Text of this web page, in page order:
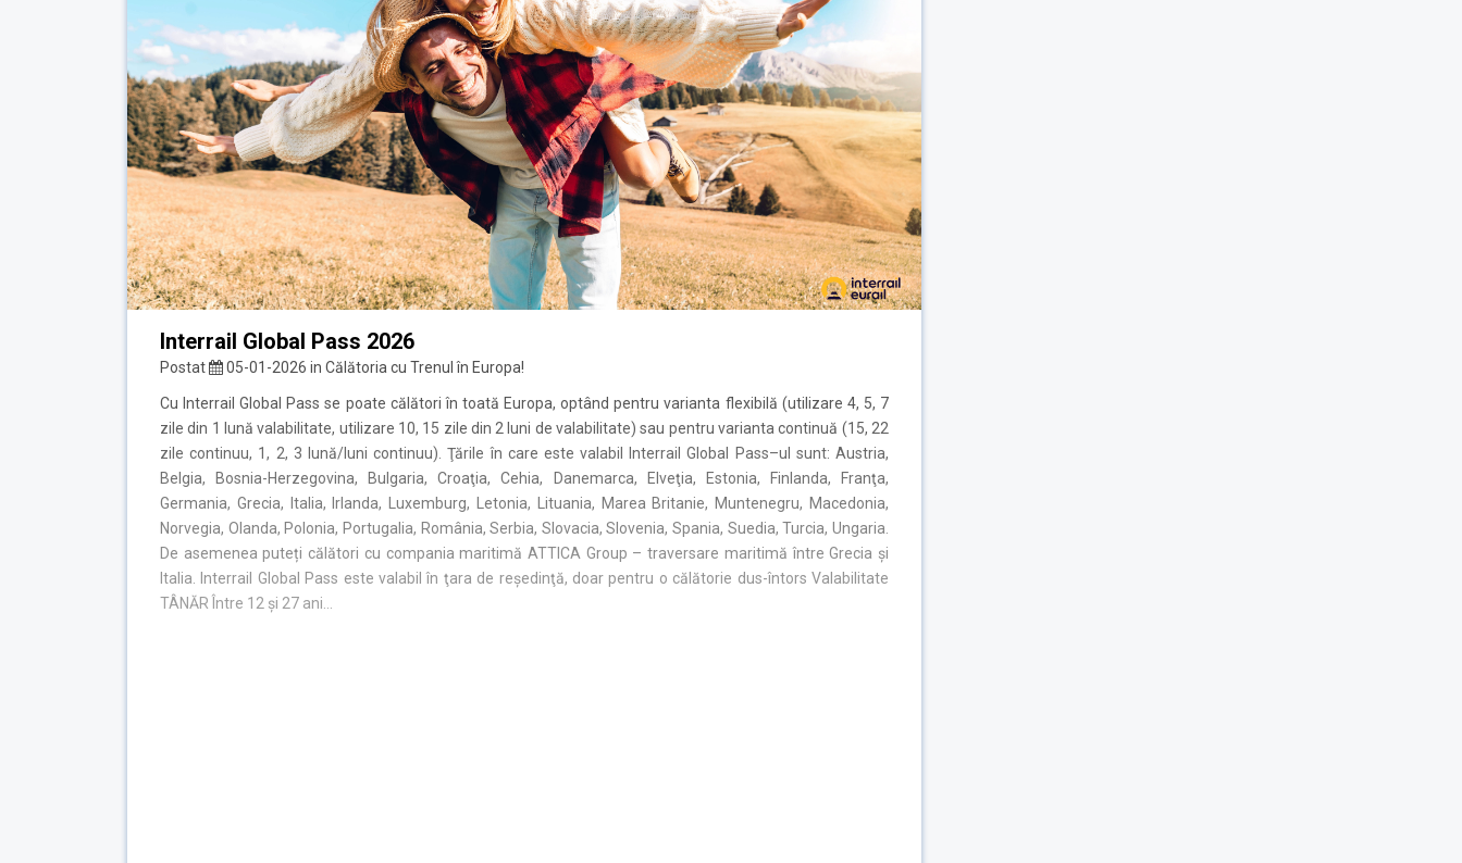
Interrail Global Pass 2026
Postat 05-01-2026 in Călătoria cu Trenul în Europa!
Cu Interrail Global Pass se poate călători în toată Europa, optând pentru varianta flexibilă (utilizare 4, 5, 7
zile din 1 lună valabilitate, utilizare 10, 15 zile din 2 luni de valabilitate) sau pentru varianta continuă (15, 22
zile continuu, 1, 2, 3 lună/luni continuu). Ţările în care este valabil Interrail Global Pass–ul sunt: Austria,
Belgia, Bosnia-Herzegovina, Bulgaria, Croaţia, Cehia, Danemarca, Elveţia, Estonia, Finlanda, Franţa,
Germania, Grecia, Italia, Irlanda, Luxemburg, Letonia, Lituania, Marea Britanie, Muntenegru, Macedonia,
Norvegia, Olanda, Polonia, Portugalia, România, Serbia, Slovacia, Slovenia, Spania, Suedia, Turcia, Ungaria.
De asemenea puteți călători cu compania maritimă ATTICA Group – traversare maritimă între Grecia şi
Italia. Interrail Global Pass este valabil în ţara de reşedinţă, doar pentru o călătorie dus-întors Valabilitate
TÂNĂR Între 12 și 27 ani…